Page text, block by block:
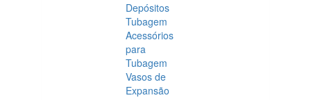
Depósitos
Tubagem
Acessórios
para
Tubagem
Vasos de
Expansão